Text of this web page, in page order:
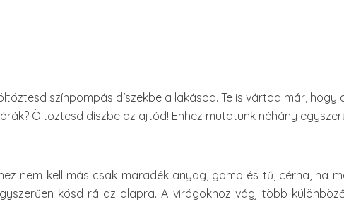
színpompás díszekbe a lakásod. Te is vártad már, hogy
Öltöztesd díszbe az ajtód! Ehhez mutatunk néhány
nem kell más csak maradék anyag, gomb és tű, cérna, na
kösd rá az alapra. A virágokhoz vágj több